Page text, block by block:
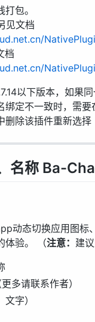
包。
见文档
档
以下版本，如果
绑定不一致时，需
删除该插件重新选择
名称 Ba-
动态切换应用图标
体验。 （注意： 建
多请联系作者）
字）